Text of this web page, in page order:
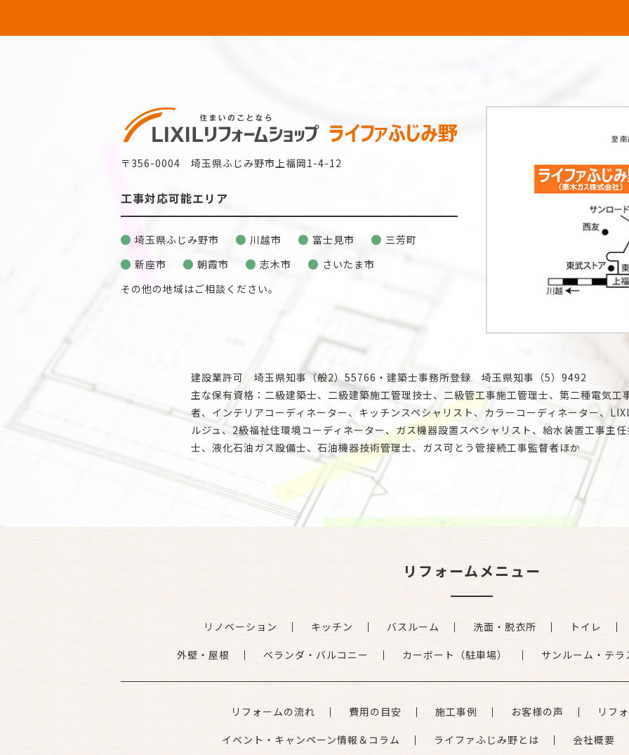
〒356-0004 埼玉県ふじみ野市上福岡1-4-12
工事対応可能エリア
埼玉県ふじみ野市 川越市 富士見市
三芳町
新座市
朝霞市 志木市
さいたま市
その他の地域はご相談ください。
建設業許可 埼玉県知事（般2）55766・建築士事務所登録 埼玉県知事（5）9492
主な保有資格：二級建築士、二級建築施工管理技士、二級管工事施工管理士、第二種電気工
者、インテリアコーディネーター、キッチンスペシャリスト、カラーコーディネーター、
ルジュ、2級福祉住環境コーディネーター、ガス機器設置スペシャリスト、給水装置工事主
士、液化石油ガス設備士、石油機器技術管理士、ガス可とう管接続工事監督者ほか
リフォームメニュー
リノベーション キッチン バスルーム 洗面・脱衣所
トイレ
外壁・屋根
ベランダ・バルコニー カーボート（駐車場） サンルーム・テラ
リフォームの流れ 費用の目安 施工事例 お客様の声
リフ
イベント・キャンペーン情報＆コラム
ライファふじみ野とは 会社概要